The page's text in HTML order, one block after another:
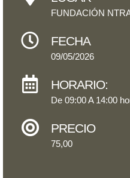
FUNDACIÓN
FECHA
09/05/2026
HORARIO:
De 09:00 A 14:00
PRECIO
75,00